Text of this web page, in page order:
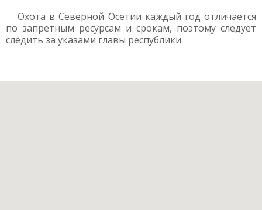
Охота в Северной Осетии каждый год отличается
по запретным ресурсам и срокам, поэтому следует
следить за указами главы республики.